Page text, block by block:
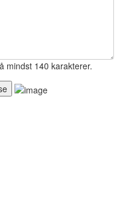
mindst 140 karakterer.